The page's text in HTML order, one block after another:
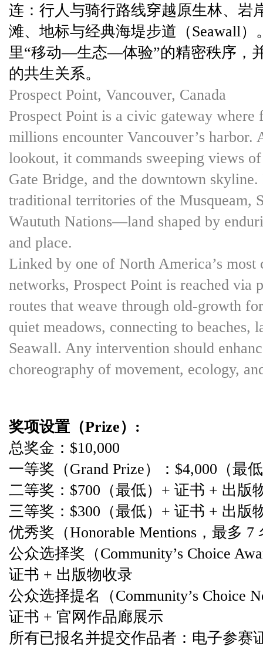
连：行人与骑行路线穿越原生林、岩
滩、地标与经典海堤步道（Seawall
里“移动—生态—体验”的精密秩序，
的共生关系。
Prospect Point, Vancouver, Canada
Prospect Point is a civic gateway where
millions encounter Vancouver’s harbor.
lookout, it commands sweeping views
Gate Bridge, and the downtown skyline.
traditional territories of the Musqueam,
Waututh Nations—land shaped by
and place.
Linked by one of North America’s most
networks, Prospect Point is reached via
routes that weave through old-growth
quiet meadows, connecting to beaches,
Seawall. Any intervention should
choreography of movement, ecology,
奖项设置（Prize）:
总奖金：$10,000
一等奖（Grand Prize）：$4,000（最
二等奖：$700（最低）+ 证书 + 出版
三等奖：$300（最低）+ 证书 + 出版
优秀奖（Honorable Mentions，最多
公众选择奖（Community’s Choice
证书 + 出版物收录
公众选择提名（Community’s Choice
证书 + 官网作品廊展示
所有已报名并提交作品者：电子参赛